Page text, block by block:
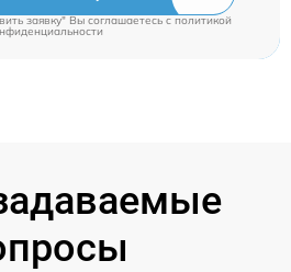
заявку" Вы соглашаетесь cполитикой